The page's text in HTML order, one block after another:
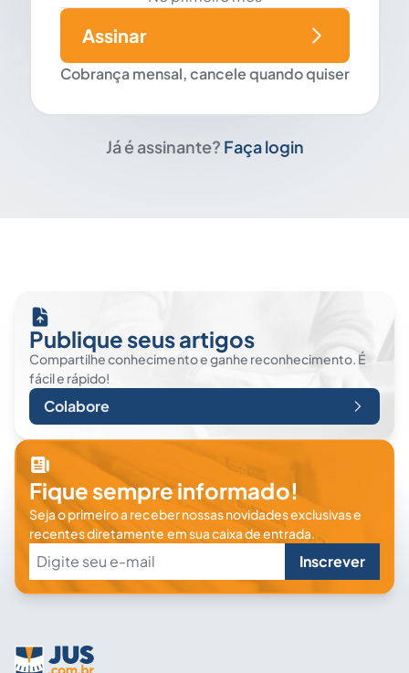
Cobrança mensal, cancele quando quiser
Assinar
Já é assinante? Faça login
Publique seus artigos
Compartilhe conhecimento e ganhe reconhecimento. É
fácil e rápido!
Colabore
Fique sempre informado!
Seja o primeiro a receber nossas novidades exclusivas e
recentes diretamente em sua caixa de entrada.
Inscrever